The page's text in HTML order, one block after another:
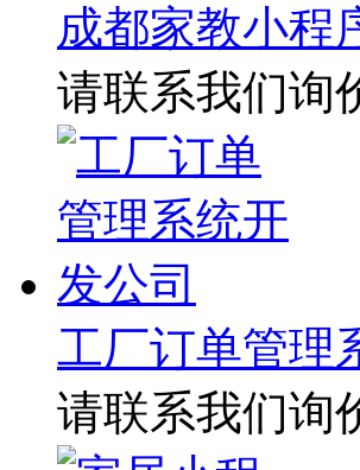
成都家教小程
请联系我们询
工厂订单管理
请联系我们询